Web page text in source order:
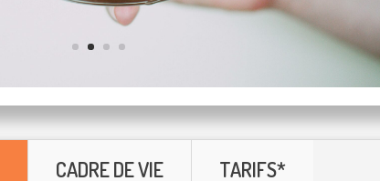
CADRE DE VIE TARIFS*